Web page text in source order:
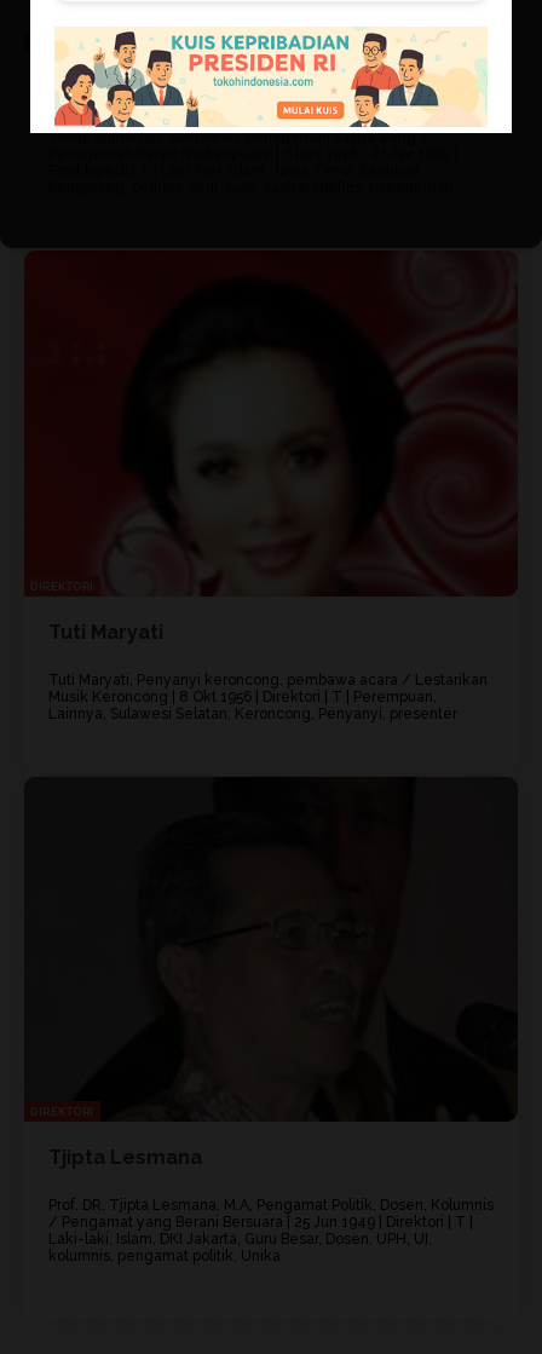
ENSIKLOPEDI
Trisno Sumardjo
Trisno Sumardjo, Sastrawan, penerjemah sastra asing /
DIREKTORI
Tuti Maryati
Tuti Maryati, Penyanyi keroncong, pembawa acara / Lestarikan
Musik Keroncong | 8 Okt 1956 | Direktori | T | Perempuan,
Lainnya, Sulawesi Selatan, Keroncong, Penyanyi, presenter
DIREKTORI
Tjipta Lesmana
Prof. DR. Tjipta Lesmana, M.A, Pengamat Politik, Dosen, Kolumnis
/ Pengamat yang Berani Bersuara | 25 Jun 1949 | Direktori | T |
Laki-laki, Islam, DKI Jakarta, Guru Besar, Dosen, UPH, UI,
kolumnis, pengamat politik, Unika